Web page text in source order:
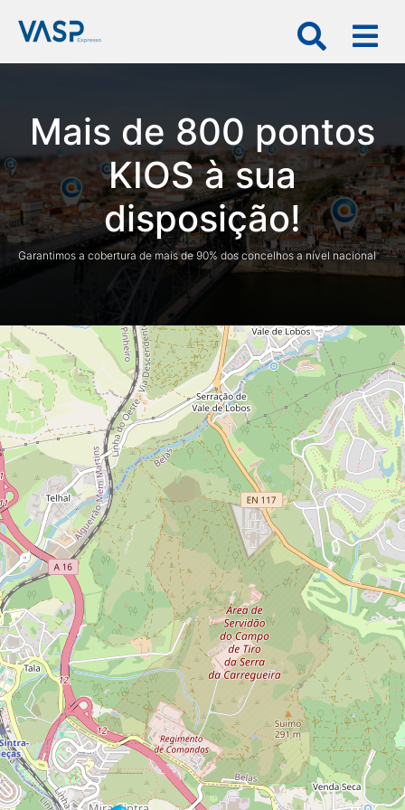
VASP
Expresso
Particulares
Empresas
Devolver
Rede
kios
Ajuda
Mais de 800 pontos
KIOS à sua
disposição!
Garantimos a cobertura de mais de 90% dos concelhos a nível nacional